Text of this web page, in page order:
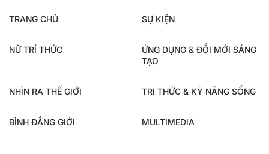
TRANG CHỦ SỰ KIỆN
NỮ TRÍ THỨC
ỨNG DỤNG & ĐỔI MỚI SÁNG
TẠO
NHÌN RA THẾ GIỚI TRI THỨC & KỸ NĂNG SỐNG
BÌNH ĐẲNG GIỚI MULTIMEDIA